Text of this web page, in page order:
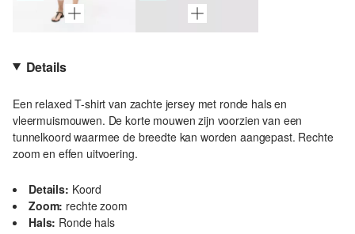
Details
Een relaxed T-shirt van zachte jersey met ronde hals en
vleermuismouwen. De korte mouwen zijn voorzien van een
tunnelkoord waarmee de breedte kan worden aangepast. Rechte
zoom en effen uitvoering.
Details: Koord
Zoom: rechte zoom
Hals: Ronde hals